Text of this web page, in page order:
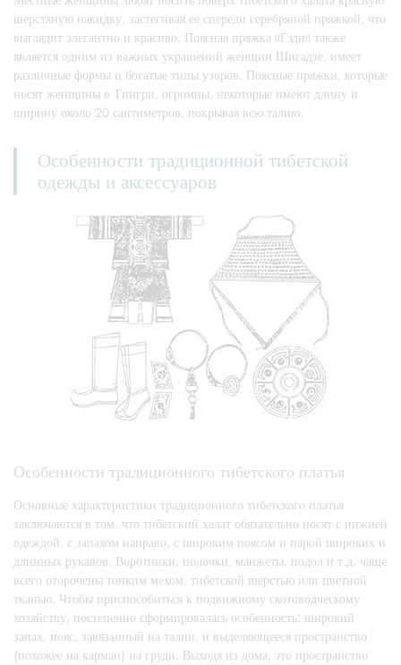
шерстяную накидку, застегивая ее спереди серебряной пряжкой, что
выглядит элегантно и красиво. Поясная пряжка «Гэди» также
является одним из важных украшений женщин Шигадзе, имеет
различные формы и богатые типы узоров. Поясные пряжки, которые
носят женщины в Тингри, огромны, некоторые имеют длину и
ширину около 20 сантиметров, покрывая всю талию.
Особенности традиционной тибетской
одежды и аксессуаров
Особенности традиционного тибетского платья
Основные характеристики традиционного тибетского платья
заключаются в том, что тибетский халат обязательно носят с нижней
одеждой, с запахом направо, с широким поясом и парой широких и
длинных рукавов. Воротники, полочки, манжеты, подол и т.д. чаще
всего оторочены тонким мехом, тибетской шерстью или цветной
тканью. Чтобы приспособиться к подвижному скотоводческому
хозяйству, постепенно сформировалась особенность: широкий
запах, пояс, завязанный на талии, и выделяющееся пространство
(похожее на карман) на груди. Выходя из дома, это пространство